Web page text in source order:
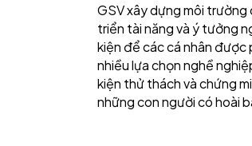
GSV xây dựng môi
triển tài năng và ý tưởng
kiện để các cá nhân
nhiều lựa chọn nghề
kiện thử thách và chứng
những con người có hoài